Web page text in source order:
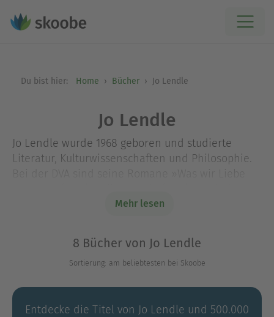
Du bist hier: Home Bücher Jo Lendle
Jo Lendle
Jo Lendle wurde 1968 geboren und studierte
Literatur, Kulturwissenschaften und Philosophie.
Versuch, die Welt zu retten« (2009) und »Die
Penguin »Eine Art Familie«.
Mehr lesen
8 Bücher von Jo Lendle
Sortierung: am beliebtesten bei Skoobe
Entdecke die Titel von Jo Lendle und 500.000